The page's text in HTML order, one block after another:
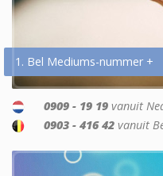
1. Bel Mediums-nummer +
0909 - 19 19 vanuit
0903 - 416 42 vanuit